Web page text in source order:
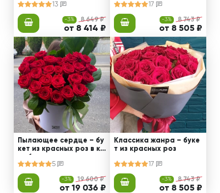
13
-3% 8 649 ₽
от 8 414 ₽
17
-3% 8 743 ₽
от 8 505 ₽
Пылающее сердце – бу
кет из красных роз в ко
робке
5
-3% 19 600 ₽
от 19 036 ₽
Классика жанра – буке
т из красных роз
17
-3% 8 743 ₽
от 8 505 ₽